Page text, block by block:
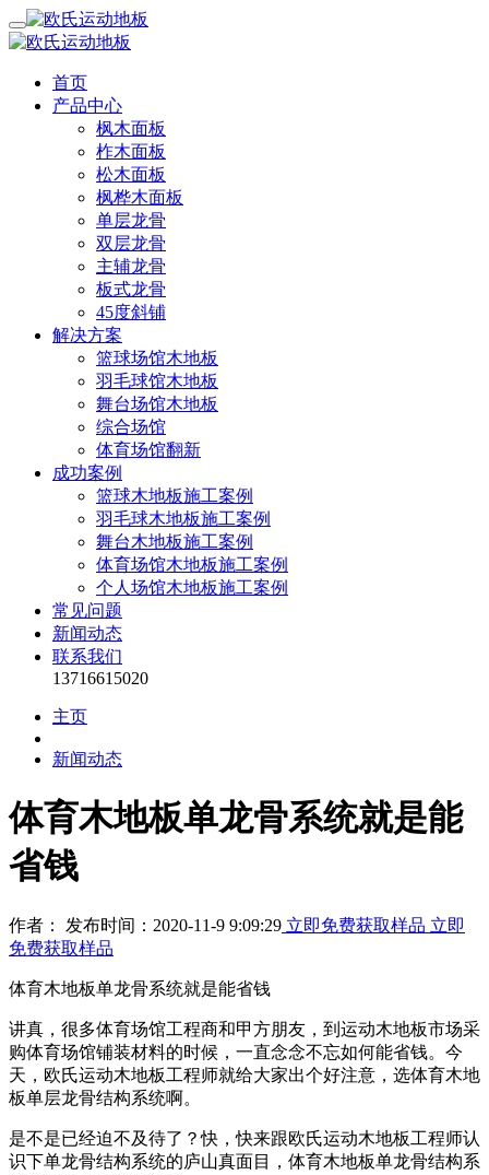
首页
产品中心
枫木面板
柞木面板
松木面板
枫桦木面板
单层龙骨
双层龙骨
主辅龙骨
板式龙骨
45度斜铺
解决方案
篮球场馆木地板
羽毛球馆木地板
舞台场馆木地板
综合场馆
体育场馆翻新
成功案例
篮球木地板施工案例
羽毛球木地板施工案例
舞台木地板施工案例
体育场馆木地板施工案例
个人场馆木地板施工案例
常见问题
新闻动态
联系我们
13716615020
主页
新闻动态
体育木地板单龙骨系统就是能
省钱
作者： 发布时间：2020-11-9 9:09:29 立即免费获取样品 立即
免费获取样品
体育木地板单龙骨系统就是能省钱
讲真，很多体育场馆工程商和甲方朋友，到运动木地板市场采
购体育场馆铺装材料的时候，一直念念不忘如何能省钱。今
天，欧氏运动木地板工程师就给大家出个好注意，选体育木地
板单层龙骨结构系统啊。
是不是已经迫不及待了？快，快来跟欧氏运动木地板工程师认
识下单龙骨结构系统的庐山真面目，体育木地板单龙骨结构系